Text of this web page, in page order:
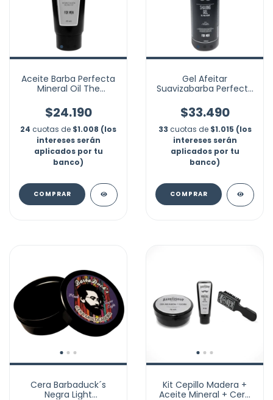
Aceite Barba Perfecta
Mineral Oil The
Tratamiento
$24.190
24 cuotas de $1.008 (los
intereses serán
aplicados por tu
banco)
Gel Afeitar
Suavizabarba Perfecta
$33.490
33 cuotas de $1.015 (los
intereses serán
aplicados por tu
banco)
Cera Barbaduck´s
Negra Light
Kit Cepillo Madera +
Aceite Mineral + Cera